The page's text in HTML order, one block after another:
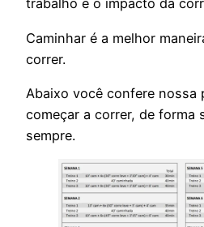
trabalho e o impacto da
Caminhar é a melhor
correr.
Abaixo você confere nossa
começar a correr, de forma
sempre.